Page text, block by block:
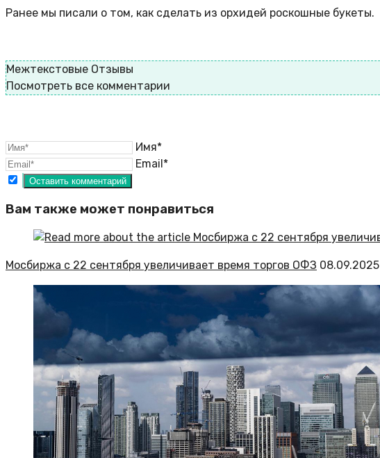
Ранее мы писали о том, как сделать из орхидей роскошные букеты.
Межтекстовые Отзывы
Посмотреть все комментарии
Имя*
Email*
Вам также может понравиться
Мосбиржа с 22 сентября увеличивает время торгов ОФЗ 08.09.2025